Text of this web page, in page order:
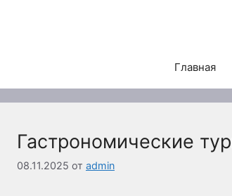
Главная
Гастрономические
08.11.2025 от admin